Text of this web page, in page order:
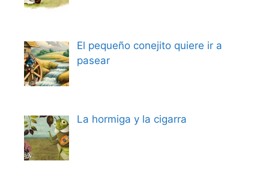
El pequeño conejito quiere ir a
pasear
La hormiga y la cigarra